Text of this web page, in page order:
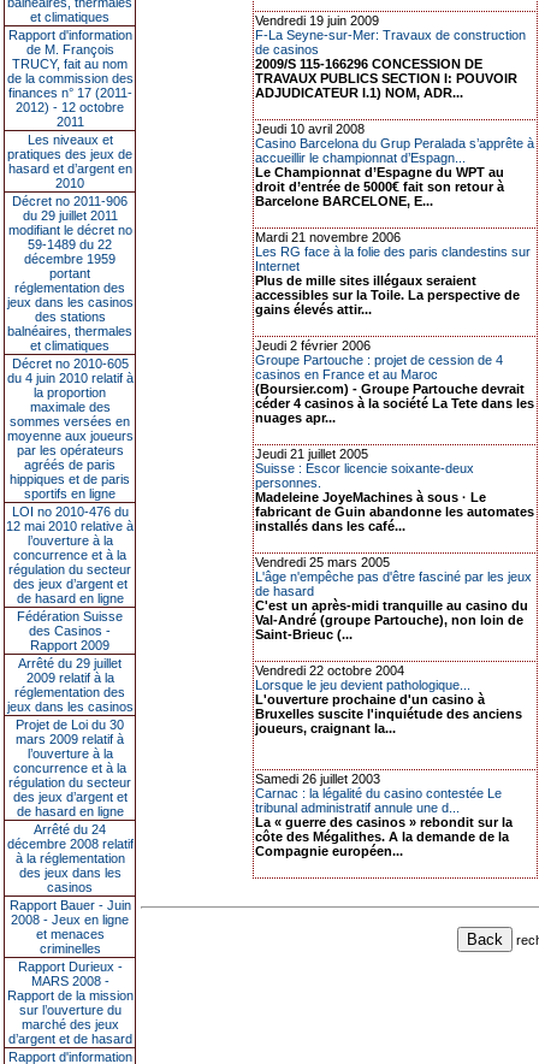
et climatiques
Rapport d'information
de M. François
TRUCY, fait au nom
de la commission des
finances n° 17 (2011-
2012) - 12 octobre
2011
Les niveaux et
pratiques des jeux de
hasard et d’argent en
2010
Décret no 2011-906
du 29 juillet 2011
modifiant le décret no
59-1489 du 22
décembre 1959
portant
réglementation des
jeux dans les casinos
des stations
balnéaires, thermales
et climatiques
Décret no 2010-605
du 4 juin 2010 relatif à
la proportion
maximale des
sommes versées en
moyenne aux joueurs
par les opérateurs
agréés de paris
hippiques et de paris
sportifs en ligne
LOI no 2010-476 du
12 mai 2010 relative à
l’ouverture à la
concurrence et à la
régulation du secteur
des jeux d’argent et
de hasard en ligne
Fédération Suisse
des Casinos -
Rapport 2009
Arrêté du 29 juillet
2009 relatif à la
réglementation des
jeux dans les casinos
Projet de Loi du 30
mars 2009 relatif à
l’ouverture à la
concurrence et à la
régulation du secteur
des jeux d’argent et
de hasard en ligne
Arrêté du 24
décembre 2008 relatif
à la réglementation
des jeux dans les
casinos
Rapport Bauer - Juin
2008 - Jeux en ligne
et menaces
criminelles
Rapport Durieux -
MARS 2008 -
Rapport de la mission
sur l’ouverture du
marché des jeux
d’argent et de hasard
Rapport d'information
Vendredi 19 juin 2009
F-La Seyne-sur-Mer: Travaux de construction
de casinos
2009/S 115-166296 CONCESSION DE
TRAVAUX PUBLICS SECTION I: POUVOIR
ADJUDICATEUR I.1) NOM, ADR...
Jeudi 10 avril 2008
Casino Barcelona du Grup Peralada s’apprête à
accueillir le championnat d’Espagn...
Le Championnat d’Espagne du WPT au
droit d’entrée de 5000€ fait son retour à
Barcelone BARCELONE, E...
Mardi 21 novembre 2006
Les RG face à la folie des paris clandestins sur
Internet
Plus de mille sites illégaux seraient
accessibles sur la Toile. La perspective de
gains élevés attir...
Jeudi 2 février 2006
Groupe Partouche : projet de cession de 4
casinos en France et au Maroc
(Boursier.com) - Groupe Partouche devrait
céder 4 casinos à la société La Tete dans les
nuages apr...
Jeudi 21 juillet 2005
Suisse : Escor licencie soixante-deux
personnes.
Madeleine JoyeMachines à sous · Le
fabricant de Guin abandonne les automates
installés dans les café...
Vendredi 25 mars 2005
L'âge n'empêche pas d'être fasciné par les jeux
de hasard
C'est un après-midi tranquille au casino du
Val-André (groupe Partouche), non loin de
Saint-Brieuc (...
Vendredi 22 octobre 2004
Lorsque le jeu devient pathologique...
L'ouverture prochaine d'un casino à
Bruxelles suscite l'inquiétude des anciens
joueurs, craignant la...
Samedi 26 juillet 2003
Carnac : la légalité du casino contestée Le
tribunal administratif annule une d...
La « guerre des casinos » rebondit sur la
côte des Mégalithes. A la demande de la
Compagnie européen...